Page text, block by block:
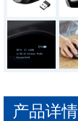
产品详情